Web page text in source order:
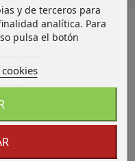
y de terceros para
analítica. Para
pulsa el botón